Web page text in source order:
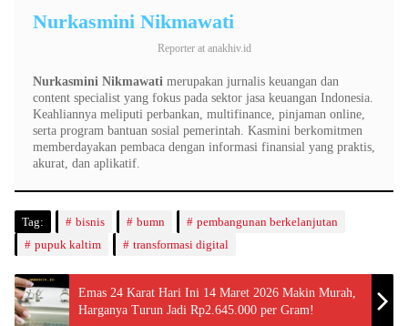
Nurkasmini Nikmawati
Reporter at anakhiv.id
Nurkasmini Nikmawati merupakan jurnalis keuangan dan
content specialist yang fokus pada sektor jasa keuangan Indonesia.
Keahliannya meliputi perbankan, multifinance, pinjaman online,
serta program bantuan sosial pemerintah. Kasmini berkomitmen
memberdayakan pembaca dengan informasi finansial yang praktis,
akurat, dan aplikatif.
Tag: bisnis bumn
pembangunan berkelanjutan
pupuk kaltim
transformasi digital
Emas 24 Karat Hari Ini 14 Maret 2026 Makin Murah,
Harganya Turun Jadi Rp2.645.000 per Gram!